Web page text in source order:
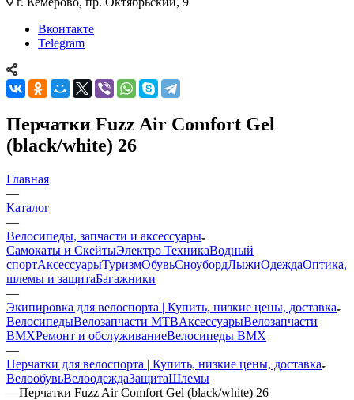
Вконтакте
Telegram
Перчатки Fuzz Air Comfort Gel
(black/white) 26
Главная
—
Каталог
—
Велосипеды, запчасти и аксессуары
Самокаты и СкейтыЭлектро ТехникаВодный
спортАксессуарыТуризмОбувьСноубордЛыжиОдеждаОптика,
шлемы и защитаБагажники
—
Экипировка для велоспорта | Купить, низкие цены, доставка
ВелосипедыВелозапчасти MTBАксессуарыВелозапчасти
BMXРемонт и обслуживаниеВелосипеды BMX
—
Перчатки для велоспорта | Купить, низкие цены, доставка
ВелообувьВелоодеждаЗащитаШлемы
—Перчатки Fuzz Air Comfort Gel (black/white) 26